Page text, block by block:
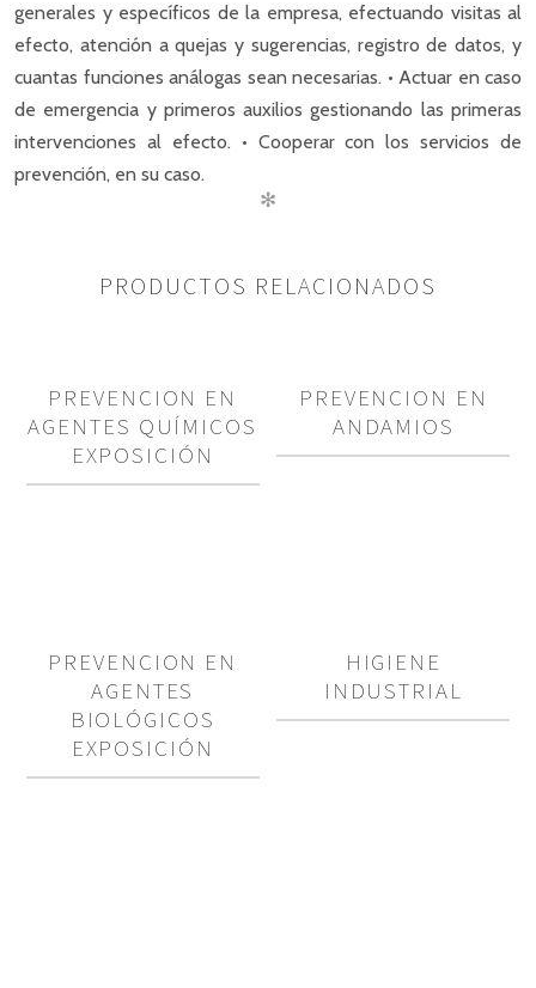
generales y específicos de la empresa, efectuando visitas al
efecto, atención a quejas y sugerencias, registro de datos, y
cuantas funciones análogas sean necesarias. • Actuar en caso
de emergencia y primeros auxilios gestionando las primeras
intervenciones al efecto. • Cooperar con los servicios de
prevención, en su caso.
✻
PRODUCTOS RELACIONADOS
PREVENCION EN
AGENTES QUÍMICOS
EXPOSICIÓN
PREVENCION EN
ANDAMIOS
PREVENCION EN
AGENTES
BIOLÓGICOS
EXPOSICIÓN
HIGIENE
INDUSTRIAL